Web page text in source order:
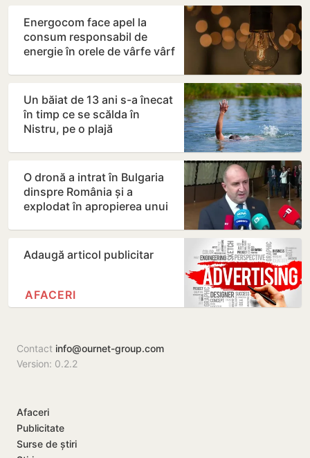
Energocom face apel la
consum responsabil de
energie în orele de vârfe vârf
Un băiat de 13 ani s-a înecat
în timp ce se scălda în
Nistru, pe o plajă
O dronă a intrat în Bulgaria
dinspre România și a
explodat în apropierea unui
Adaugă articol publicitar
AFACERI
Contact info@ournet-group.com
Version: 0.2.2
Afaceri
Publicitate
Surse de știri